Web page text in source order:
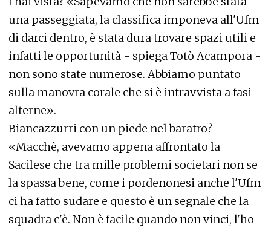
una passeggiata, la classifica imponeva all'Ufm
di darci dentro, è stata dura trovare spazi utili e
infatti le opportunità - spiega Totò Acampora -
non sono state numerose. Abbiamo puntato
sulla manovra corale che si è intravvista a fasi
alterne».
Biancazzurri con un piede nel baratro?
«Macchè, avevamo appena affrontato la
Sacilese che tra mille problemi societari non se
la spassa bene, come i pordenonesi anche l'Ufm
ci ha fatto sudare e questo è un segnale che la
squadra c'è. Non è facile quando non vinci, l'ho